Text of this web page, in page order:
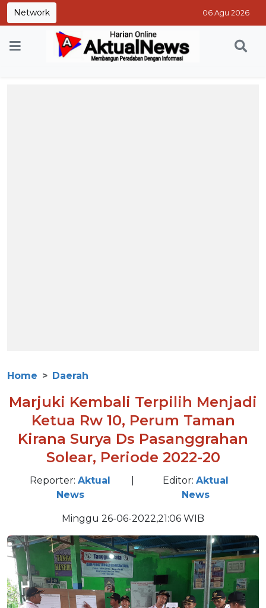
Network 06 Agu 2026
Home Daerah
Marjuki Kembali Terpilih Menjadi
Ketua Rw 10, Perum Taman
Kirana Surya Ds Pasanggrahan
Solear, Periode 2022-20
Reporter: Aktual
News
Editor:Aktual
News
Minggu 26-06-2022,21:06 WIB